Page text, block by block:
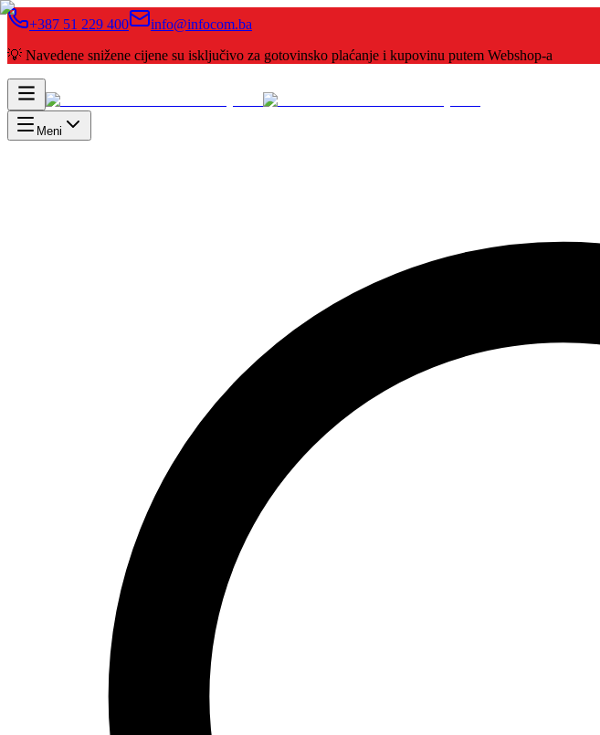
+387 51 229 400
info@infocom.ba
💡 Navedene snižene cijene su isključivo za gotovinsko plaćanje i kupovinu putem Webshop-a
Meni